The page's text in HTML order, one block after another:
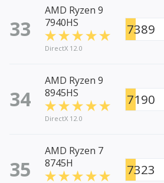
33
AMD Ryzen 9
7940HS
DirectX 12.0
7389
34
AMD Ryzen 9
8945HS
DirectX 12.0
7190
35
AMD Ryzen 7
8745H
7323